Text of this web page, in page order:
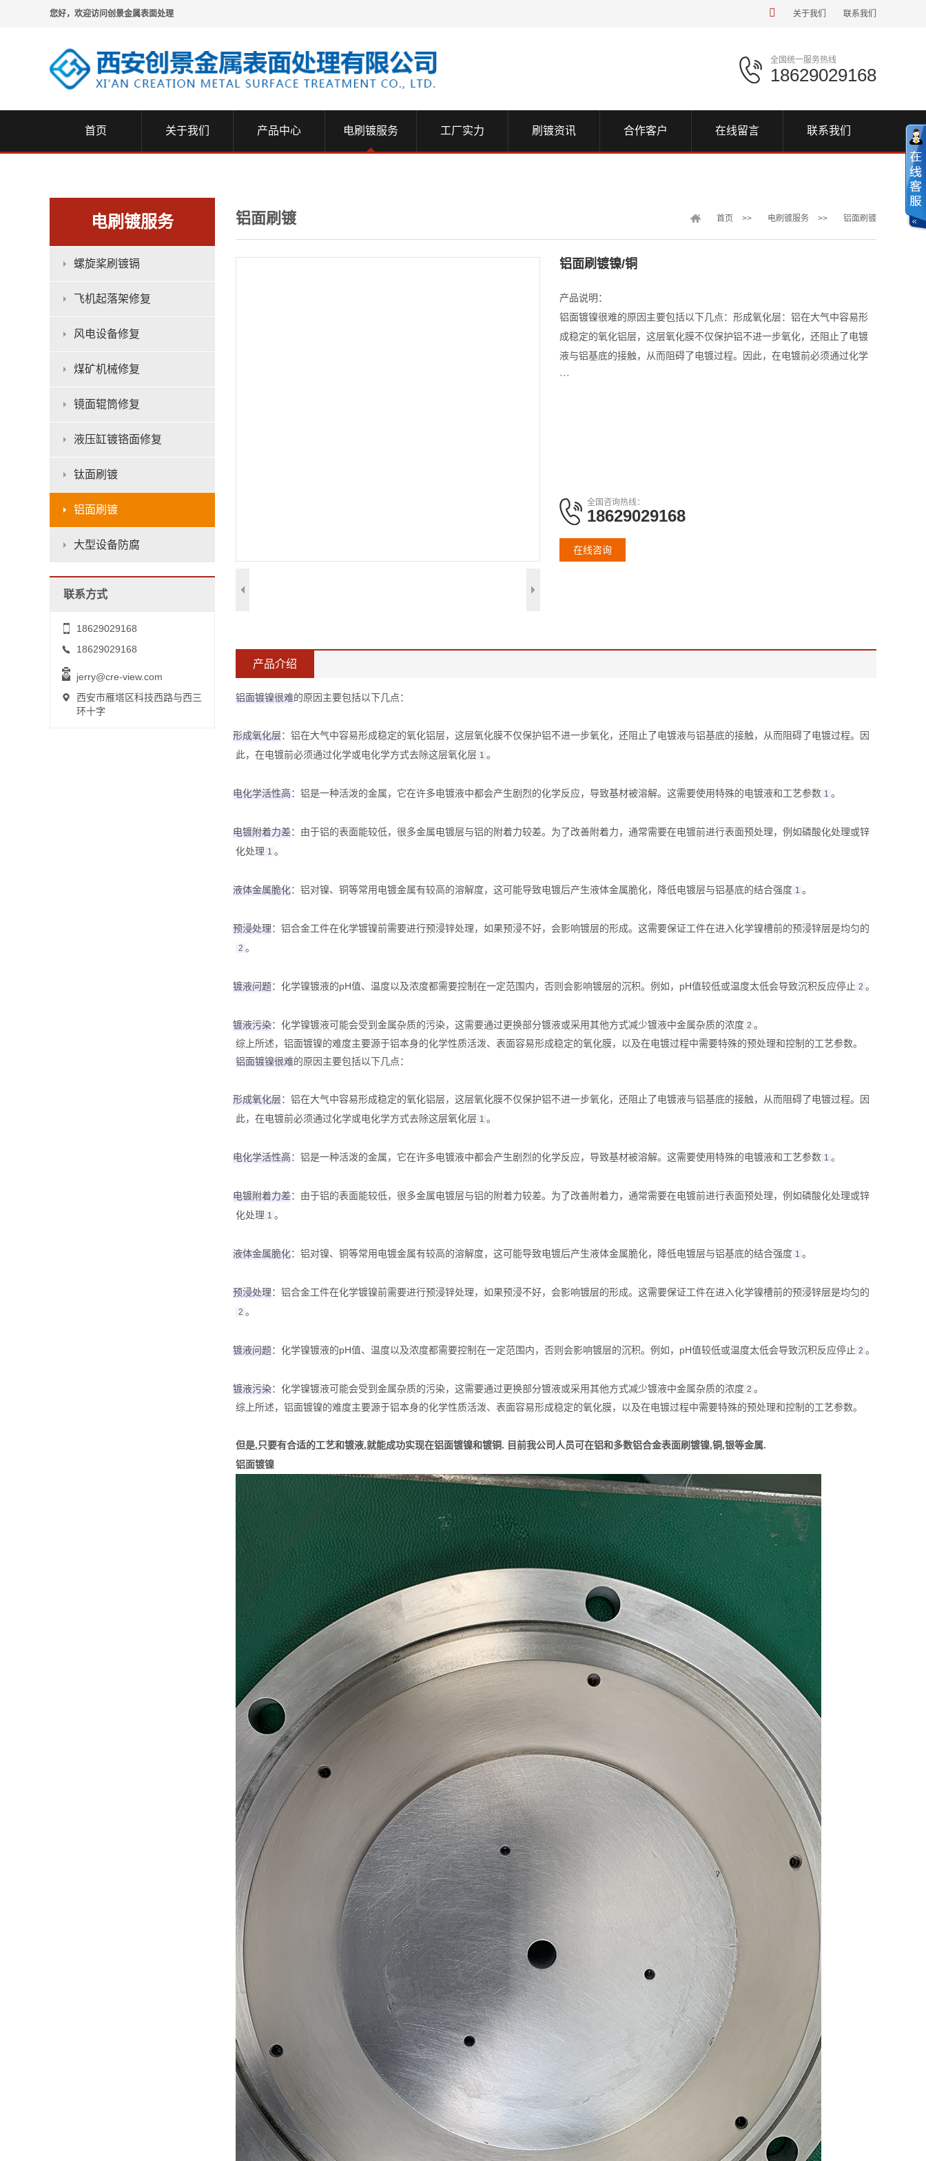
您好，欢迎访问创景金属表面处理 关于我们 联系我们
全国统一服务热线
18629029168
首页 关于我们 产品中心 电刷镀服务 工厂实力 刷镀资讯 合作客户 在线留言 联系我们
电刷镀服务
螺旋桨刷镀镉
飞机起落架修复
风电设备修复
煤矿机械修复
镜面辊筒修复
液压缸镀铬面修复
钛面刷镀
铝面刷镀
大型设备防腐
联系方式
18629029168
18629029168
jerry@cre-view.com
西安市雁塔区科技西路与西三
环十字
铝面刷镀 首页 >> 电刷镀服务 >> 铝面刷镀
铝面刷镀镍/铜
产品说明：
‌铝面镀镍很难‌的原因主要包括以下几点：‌形成氧化层‌：铝在大气中容易形
成稳定的氧化铝层，这层氧化膜不仅保护铝不进一步氧化，还阻止了电镀
液与铝基底的接触，从而阻碍了电镀过程。因此，在电镀前必须通过化学
···
全国咨询热线：
18629029168
在线咨询
产品介绍
铝面镀镍很难‌的原因主要包括以下几点：
形成氧化层‌：铝在大气中容易形成稳定的氧化铝层，这层氧化膜不仅保护铝不进一步氧化，还阻止了电镀液与铝基底的接触，从而阻碍了电镀过程。因
此，在电镀前必须通过化学或电化学方式去除这层氧化层‌ 1 。
电化学活性高‌：铝是一种活泼的金属，它在许多电镀液中都会产生剧烈的化学反应，导致基材被溶解。这需要使用特殊的电镀液和工艺参数‌ 1 。
电镀附着力差‌：由于铝的表面能较低，很多金属电镀层与铝的附着力较差。为了改善附着力，通常需要在电镀前进行表面预处理，例如磷酸化处理或锌
化处理‌ 1 。
液体金属脆化‌：铝对镍、铜等常用电镀金属有较高的溶解度，这可能导致电镀后产生液体金属脆化，降低电镀层与铝基底的结合强度‌ 1 。
预浸处理‌：铝合金工件在化学镀镍前需要进行预浸锌处理，如果预浸不好，会影响镀层的形成。这需要保证工件在进入化学镍槽前的预浸锌层是均匀的‌
2 。
镀液问题‌：化学镍镀液的pH值、温度以及浓度都需要控制在一定范围内，否则会影响镀层的沉积。例如，pH值较低或温度太低会导致沉积反应停止‌ 2 。
镀液污染‌：化学镍镀液可能会受到金属杂质的污染，这需要通过更换部分镀液或采用其他方式减少镀液中金属杂质的浓度‌ 2 。
综上所述，铝面镀镍的难度主要源于铝本身的化学性质活泼、表面容易形成稳定的氧化膜，以及在电镀过程中需要特殊的预处理和控制的工艺参数。
铝面镀镍很难‌的原因主要包括以下几点：
形成氧化层‌：铝在大气中容易形成稳定的氧化铝层，这层氧化膜不仅保护铝不进一步氧化，还阻止了电镀液与铝基底的接触，从而阻碍了电镀过程。因
此，在电镀前必须通过化学或电化学方式去除这层氧化层‌ 1 。
电化学活性高‌：铝是一种活泼的金属，它在许多电镀液中都会产生剧烈的化学反应，导致基材被溶解。这需要使用特殊的电镀液和工艺参数‌ 1 。
电镀附着力差‌：由于铝的表面能较低，很多金属电镀层与铝的附着力较差。为了改善附着力，通常需要在电镀前进行表面预处理，例如磷酸化处理或锌
化处理‌ 1 。
液体金属脆化‌：铝对镍、铜等常用电镀金属有较高的溶解度，这可能导致电镀后产生液体金属脆化，降低电镀层与铝基底的结合强度‌ 1 。
预浸处理‌：铝合金工件在化学镀镍前需要进行预浸锌处理，如果预浸不好，会影响镀层的形成。这需要保证工件在进入化学镍槽前的预浸锌层是均匀的‌
2 。
镀液问题‌：化学镍镀液的pH值、温度以及浓度都需要控制在一定范围内，否则会影响镀层的沉积。例如，pH值较低或温度太低会导致沉积反应停止‌ 2 。
镀液污染‌：化学镍镀液可能会受到金属杂质的污染，这需要通过更换部分镀液或采用其他方式减少镀液中金属杂质的浓度‌ 2 。
综上所述，铝面镀镍的难度主要源于铝本身的化学性质活泼、表面容易形成稳定的氧化膜，以及在电镀过程中需要特殊的预处理和控制的工艺参数。
但是,只要有合适的工艺和镀液,就能成功实现在铝面镀镍和镀铜. 目前我公司人员可在铝和多数铝合金表面刷镀镍,铜,银等金属.
铝面镀镍